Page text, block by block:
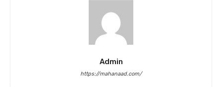
Admin
https://mahanaad.com/